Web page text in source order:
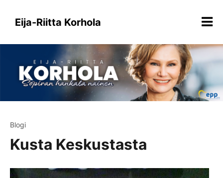
sisältöönEija-Riitta Korhola
Blogi
Kusta Keskustasta